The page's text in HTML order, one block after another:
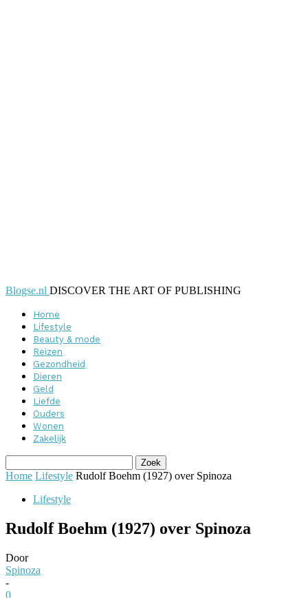
Blogse.nl DISCOVER THE ART OF PUBLISHING
Home
Lifestyle
Beauty & mode
Reizen
Gezondheid
Dieren
Geld
Liefde
Ouders
Wonen
Zakelijk
Home Lifestyle Rudolf Boehm (1927) over Spinoza
Lifestyle
Rudolf Boehm (1927) over Spinoza
Door
Spinoza
-
0